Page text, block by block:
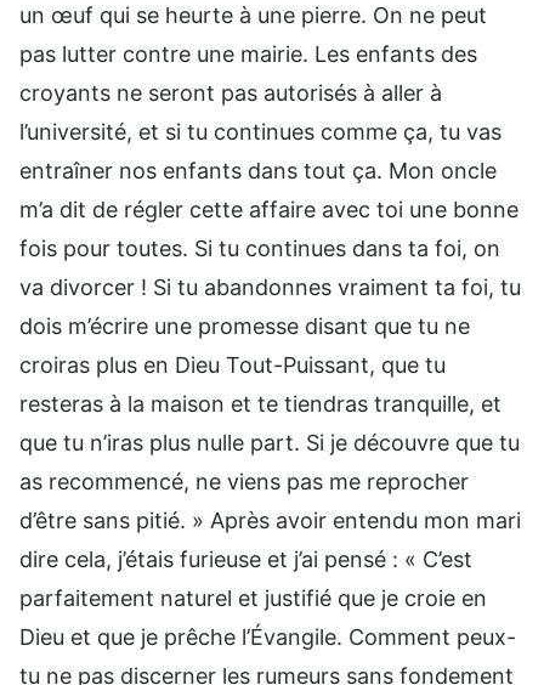
un œuf qui se heurte à une pierre. On ne peut
pas lutter contre une mairie. Les enfants des
croyants ne seront pas autorisés à aller à
l’université, et si tu continues comme ça, tu vas
entraîner nos enfants dans tout ça. Mon oncle
m’a dit de régler cette affaire avec toi une bonne
fois pour toutes. Si tu continues dans ta foi, on
va divorcer ! Si tu abandonnes vraiment ta foi, tu
dois m’écrire une promesse disant que tu ne
croiras plus en Dieu Tout-Puissant, que tu
resteras à la maison et te tiendras tranquille, et
que tu n’iras plus nulle part. Si je découvre que tu
as recommencé, ne viens pas me reprocher
d’être sans pitié. » Après avoir entendu mon mari
dire cela, j’étais furieuse et j’ai pensé : « C’est
parfaitement naturel et justifié que je croie en
Dieu et que je prêche l’Évangile. Comment peux-
tu ne pas discerner les rumeurs sans fondement